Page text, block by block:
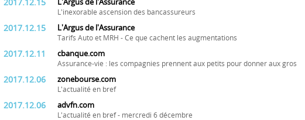
2017.12.15 L'Argus de l'Assurance
L'inexorable ascension des bancassureurs
2017.12.15 L'Argus de l'Assurance
Tarifs Auto et MRH - Ce que cachent les augmentations
2017.12.11 cbanque.com
Assurance-vie : les compagnies prennent aux petits pour donner aux gros
2017.12.06 zonebourse.com
L'actualité en bref
2017.12.06 advfn.com
L'actualité en bref - mercredi 6 décembre